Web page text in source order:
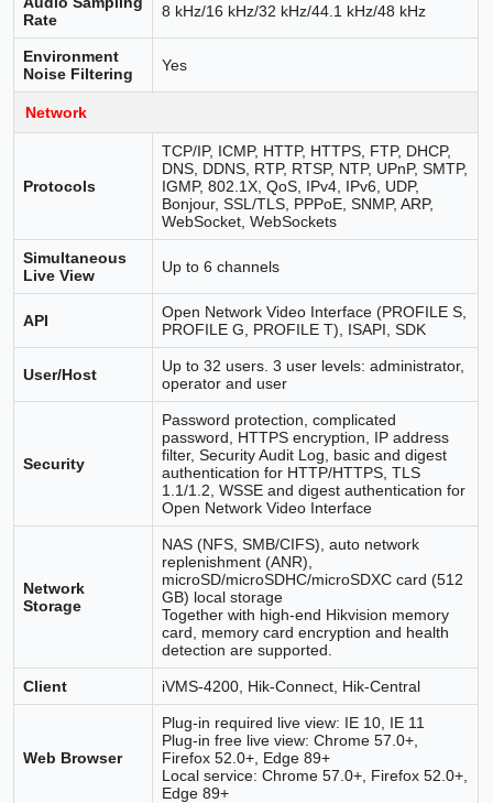
Rate
8 kHz/16 kHz/32 kHz/44.1 kHz/48 kHz
Environment
Noise Filtering
Yes
Network
Protocols
TCP/IP, ICMP, HTTP, HTTPS, FTP, DHCP,
DNS, DDNS, RTP, RTSP, NTP, UPnP, SMTP,
IGMP, 802.1X, QoS, IPv4, IPv6, UDP,
Bonjour, SSL/TLS, PPPoE, SNMP, ARP,
WebSocket, WebSockets
Simultaneous
Live View
Up to 6 channels
API
Open Network Video Interface (PROFILE S,
PROFILE G, PROFILE T), ISAPI, SDK
User/Host
Up to 32 users. 3 user levels: administrator,
operator and user
Security
Password protection, complicated
password, HTTPS encryption, IP address
filter, Security Audit Log, basic and digest
authentication for HTTP/HTTPS, TLS
1.1/1.2, WSSE and digest authentication for
Open Network Video Interface
Network
Storage
NAS (NFS, SMB/CIFS), auto network
replenishment (ANR),
microSD/microSDHC/microSDXC card (512
GB) local storage
Together with high-end Hikvision memory
card, memory card encryption and health
detection are supported.
Client iVMS-4200, Hik-Connect, Hik-Central
Web Browser
Plug-in required live view: IE 10, IE 11
Plug-in free live view: Chrome 57.0+,
Firefox 52.0+, Edge 89+
Local service: Chrome 57.0+, Firefox 52.0+,
Edge 89+